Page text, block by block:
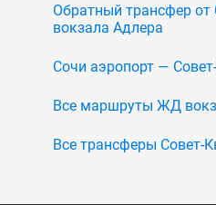
Обратный трансфер
вокзала Адлера
Сочи аэропорт —
Все маршруты ЖД
Все трансферы Совет-